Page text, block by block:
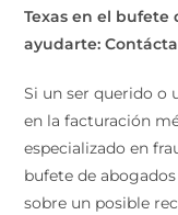
Texas en el bufete
ayudarte:
Si un ser querido o
en la facturación
especializado en
bufete de
sobre un posible